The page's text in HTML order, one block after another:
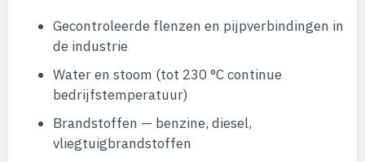
Gecontroleerde flenzen en pijpverbindingen in
de industrie
Water en stoom (tot 230 °C continue
bedrijfstemperatuur)
Brandstoffen — benzine, diesel,
vliegtuigbrandstoffen